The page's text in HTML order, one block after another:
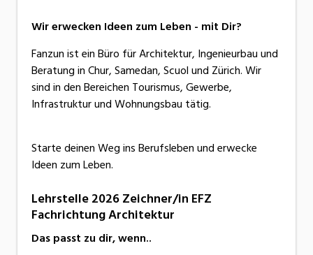
Wir erwecken Ideen zum Leben - mit Dir?
Fanzun ist ein Büro für Architektur, Ingenieurbau und
Beratung in Chur, Samedan, Scuol und Zürich. Wir
sind in den Bereichen Tourismus, Gewerbe,
Infrastruktur und Wohnungsbau tätig.
Starte deinen Weg ins Berufsleben und erwecke
Ideen zum Leben.
Lehrstelle 2026 Zeichner/in EFZ
Fachrichtung Architektur
Das passt zu dir, wenn..